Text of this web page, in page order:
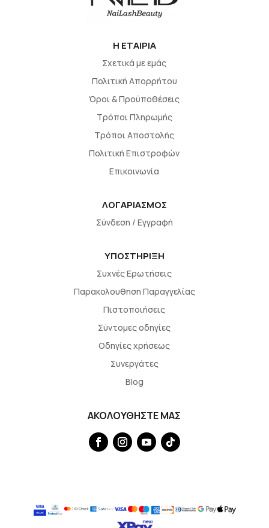
H EΤΑΙΡΙΑ
Σχετικά με εμάς
Πολιτική Απορρήτου
Όροι & Προϋποθέσεις
Τρόποι Πληρωμής
Τρόποι Αποστολής
Πολιτική Επιστροφών
Επικοινωνία
ΛΟΓΑΡΙΑΣΜΟΣ
Σύνδεση / Εγγραφή
ΥΠΟΣΤΗΡΙΞΗ
Συχνές Ερωτήσεις
Παρακολουθηση Παραγγελίας
Πιστοποιήσεις
Σύντομες οδηγίες
Οδηγίες χρήσεως
Συνεργάτες
Blog
ΑΚΟΛΟΥΘΗΣΤΕ ΜΑΣ